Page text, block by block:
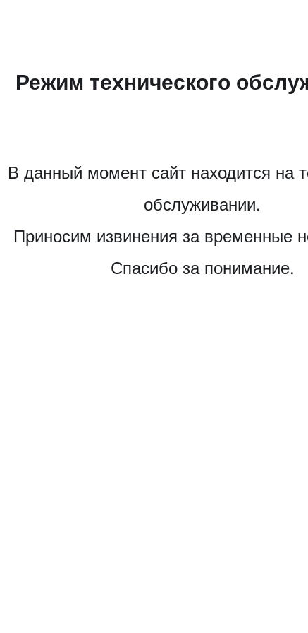
Режим технического
В данный момент сайт находится на
обслуживании.
Приносим извинения за временные
Спасибо за понимание.